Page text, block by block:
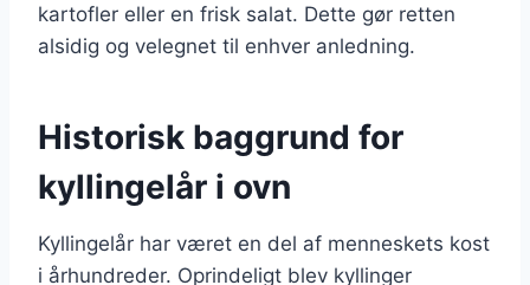
kartofler eller en frisk salat. Dette gør retten
alsidig og velegnet til enhver anledning.
Historisk baggrund for
kyllingelår i ovn
Kyllingelår har været en del af menneskets kost
i århundreder. Oprindeligt blev kyllinger